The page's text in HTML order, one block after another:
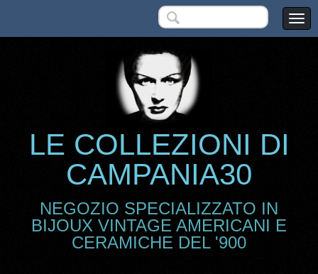
LE COLLEZIONI DI
CAMPANIA30
NEGOZIO SPECIALIZZATO IN
BIJOUX VINTAGE AMERICANI E
CERAMICHE DEL '900